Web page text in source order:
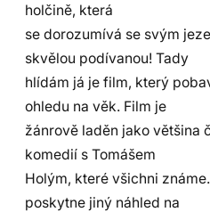
holčině, která
se dorozumívá se svým
skvělou podívanou! Tady
hlídám já je film, který
ohledu na věk. Film je
žánrově laděn jako většina
komedií s Tomášem
Holým, které všichni
poskytne jiný náhled na